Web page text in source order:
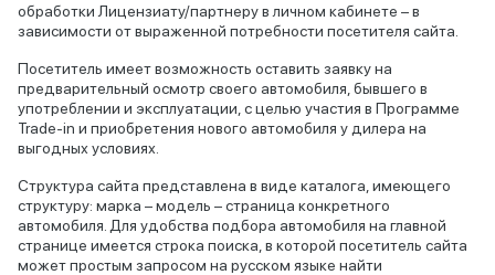
обработки Лицензиату/партнеру в личном кабинете – в
зависимости от выраженной потребности посетителя сайта.
Посетитель имеет возможность оставить заявку на
предварительный осмотр своего автомобиля, бывшего в
употреблении и эксплуатации, с целью участия в Программе
Trade-in и приобретения нового автомобиля у дилера на
выгодных условиях.
Структура сайта представлена в виде каталога, имеющего
структуру: марка – модель – страница конкретного
автомобиля. Для удобства подбора автомобиля на главной
странице имеется строка поиска, в которой посетитель сайта
может простым запросом на русском языке найти